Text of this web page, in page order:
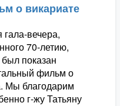
о викариате
вечера,
70-летию,
показан
фильм о
Мы благодарим
г-жу Татьяну